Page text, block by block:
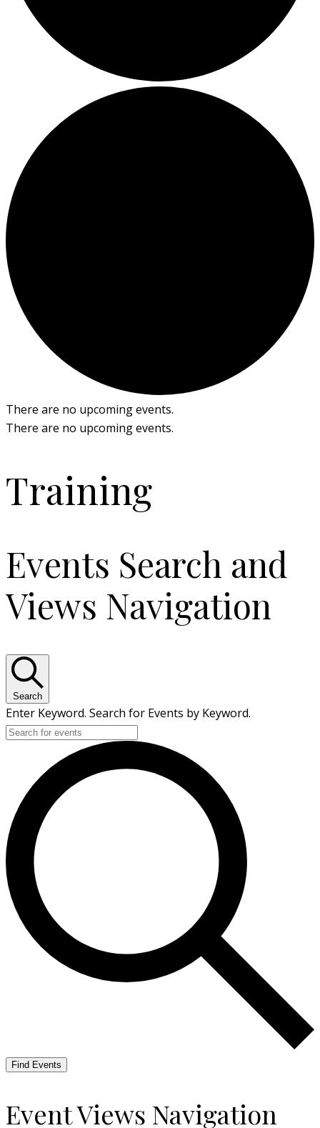
There are no upcoming events.
There are no upcoming events.
Training
Events Search and
Views Navigation
Search
Enter Keyword. Search for Events by Keyword.
Find Events
Event Views Navigation